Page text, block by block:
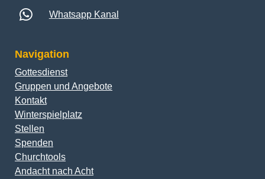
Whatsapp Kanal
Navigation
Gottesdienst
Gruppen und Angebote
Kontakt
Winterspielplatz
Stellen
Spenden
Churchtools
Andacht nach Acht